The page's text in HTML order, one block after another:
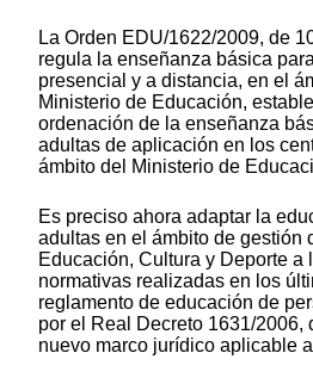
La Orden EDU/1622/2009, de
regula la enseñanza básica
presencial y a distancia, en el
Ministerio de Educación,
ordenación de la enseñanza
adultas de aplicación en los
ámbito del Ministerio de
Es preciso ahora adaptar la
adultas en el ámbito de gestión
Educación, Cultura y Deporte a
normativas realizadas en los
reglamento de educación de
por el Real Decreto 1631/2006,
nuevo marco jurídico aplicable